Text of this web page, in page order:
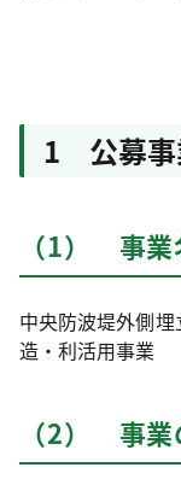
1 公募事
（1） 事業
中央防波堤外側
造・利活用事業
（2） 事